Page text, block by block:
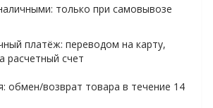
только при самовывозе
платёж: переводом на карту,
расчетный счет
обмен/возврат товара в течение 14